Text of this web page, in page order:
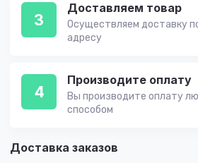
3
Доставляем товар
Осуществляем доставку
адресу
4
Производите оплату
Вы производите оплату
способом
Доставка заказов